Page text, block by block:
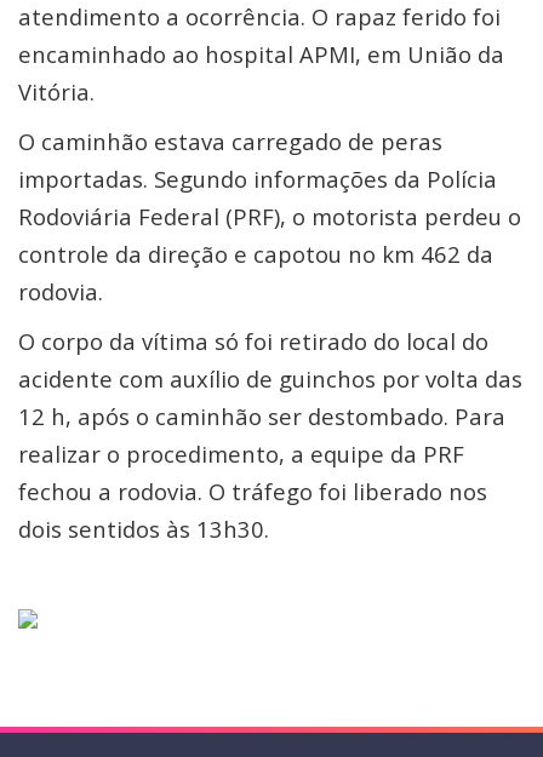
atendimento a ocorrência. O rapaz ferido foi
encaminhado ao hospital APMI, em União da
Vitória.
O caminhão estava carregado de peras
importadas. Segundo informações da Polícia
Rodoviária Federal (PRF), o motorista perdeu o
controle da direção e capotou no km 462 da
rodovia.
O corpo da vítima só foi retirado do local do
acidente com auxílio de guinchos por volta das
12 h, após o caminhão ser destombado. Para
realizar o procedimento, a equipe da PRF
fechou a rodovia. O tráfego foi liberado nos
dois sentidos às 13h30.